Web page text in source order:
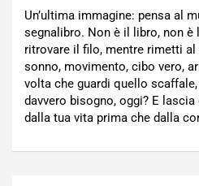
Un’ultima immagine: pensa al
segnalibro. Non è il libro, non è
ritrovare il filo, mentre rimetti
sonno, movimento, cibo vero,
volta che guardi quello
davvero bisogno, oggi? E
dalla tua vita prima che dalla